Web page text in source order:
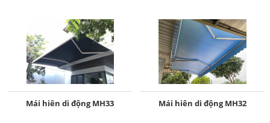
Mái hiên di động MH33 Mái hiên di động MH32